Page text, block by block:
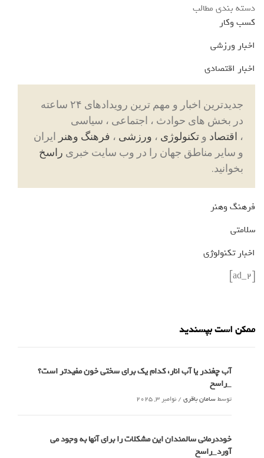
دسته بندی مطالب
کسب وکار
اخبار ورزشی
اخبار اقتصادی
جدیدترین اخبار و مهم ترین رویدادهای ۲۴ ساعته
در بخش های حوادث ، اجتماعی ، سیاسی
، اقتصاد و تکنولوژی ، ورزشی ، فرهنگ وهنر ایران
و سایر مناطق جهان را در وب سایت خبری راسخ
بخوانید.
فرهنگ وهنر
سلامتی
اخبار تکنولوژی
[ad_2]
ممکن است بپسندید
آب چغندر یا آب انار، کدام‌ یک برای سختی خون مفیدتر است؟
_راسخ
توسطسامان باقری / نوامبر 3, 2025
خوددرمانی سالمندان این مشکلات را برای آنها به وجود می
آورد_راسخ